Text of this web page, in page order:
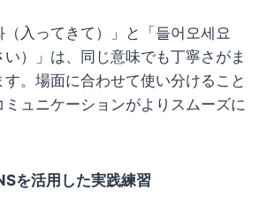
入ってきて）」と「들어오세요
い）」は、同じ意味でも丁寧さがま
す。場面に合わせて使い分けること
ミュニケーションがよりスムーズに
を活用した実践練習